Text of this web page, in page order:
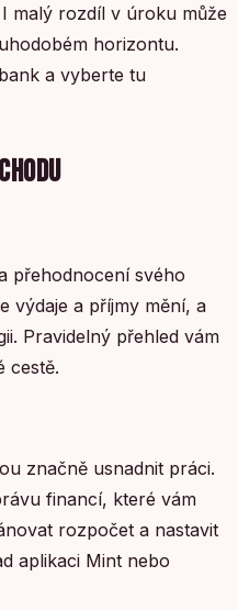
malý rozdíl v úroku může
horizontu.
a vyberte tu
přehodnocení svého
výdaje a příjmy mění, a
Pravidelný přehled vám
cestě.
značně usnadnit práci.
financí, které vám
rozpočet a nastavit
aplikaci Mint nebo